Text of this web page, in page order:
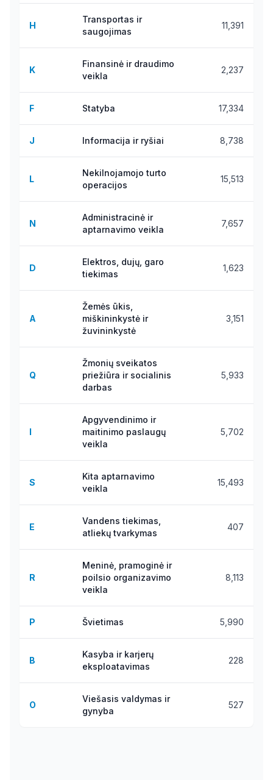
H
Transportas ir
saugojimas
11,391
K
Finansinė ir draudimo
veikla
2,237
F Statyba 17,334
J Informacija ir ryšiai 8,738
L
Nekilnojamojo turto
operacijos
15,513
N
Administracinė ir
aptarnavimo veikla
7,657
D
Elektros, dujų, garo
tiekimas
1,623
A
Žemės ūkis,
miškininkystė ir
žuvininkystė
3,151
Q
Žmonių sveikatos
priežiūra ir socialinis
darbas
5,933
I
Apgyvendinimo ir
maitinimo paslaugų
veikla
5,702
S
Kita aptarnavimo
veikla
15,493
E
Vandens tiekimas,
atliekų tvarkymas
407
R
Meninė, pramoginė ir
poilsio organizavimo
veikla
8,113
P Švietimas 5,990
B
Kasyba ir karjerų
eksploatavimas
228
O
Viešasis valdymas ir
gynyba
527